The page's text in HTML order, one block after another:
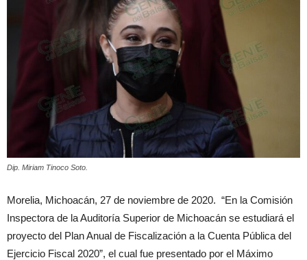
Dip. Miriam Tinoco Soto.
Morelia, Michoacán, 27 de noviembre de 2020. “En la Comisión
Inspectora de la Auditoría Superior de Michoacán se estudiará el
proyecto del Plan Anual de Fiscalización a la Cuenta Pública del
Ejercicio Fiscal 2020”, el cual fue presentado por el Máximo